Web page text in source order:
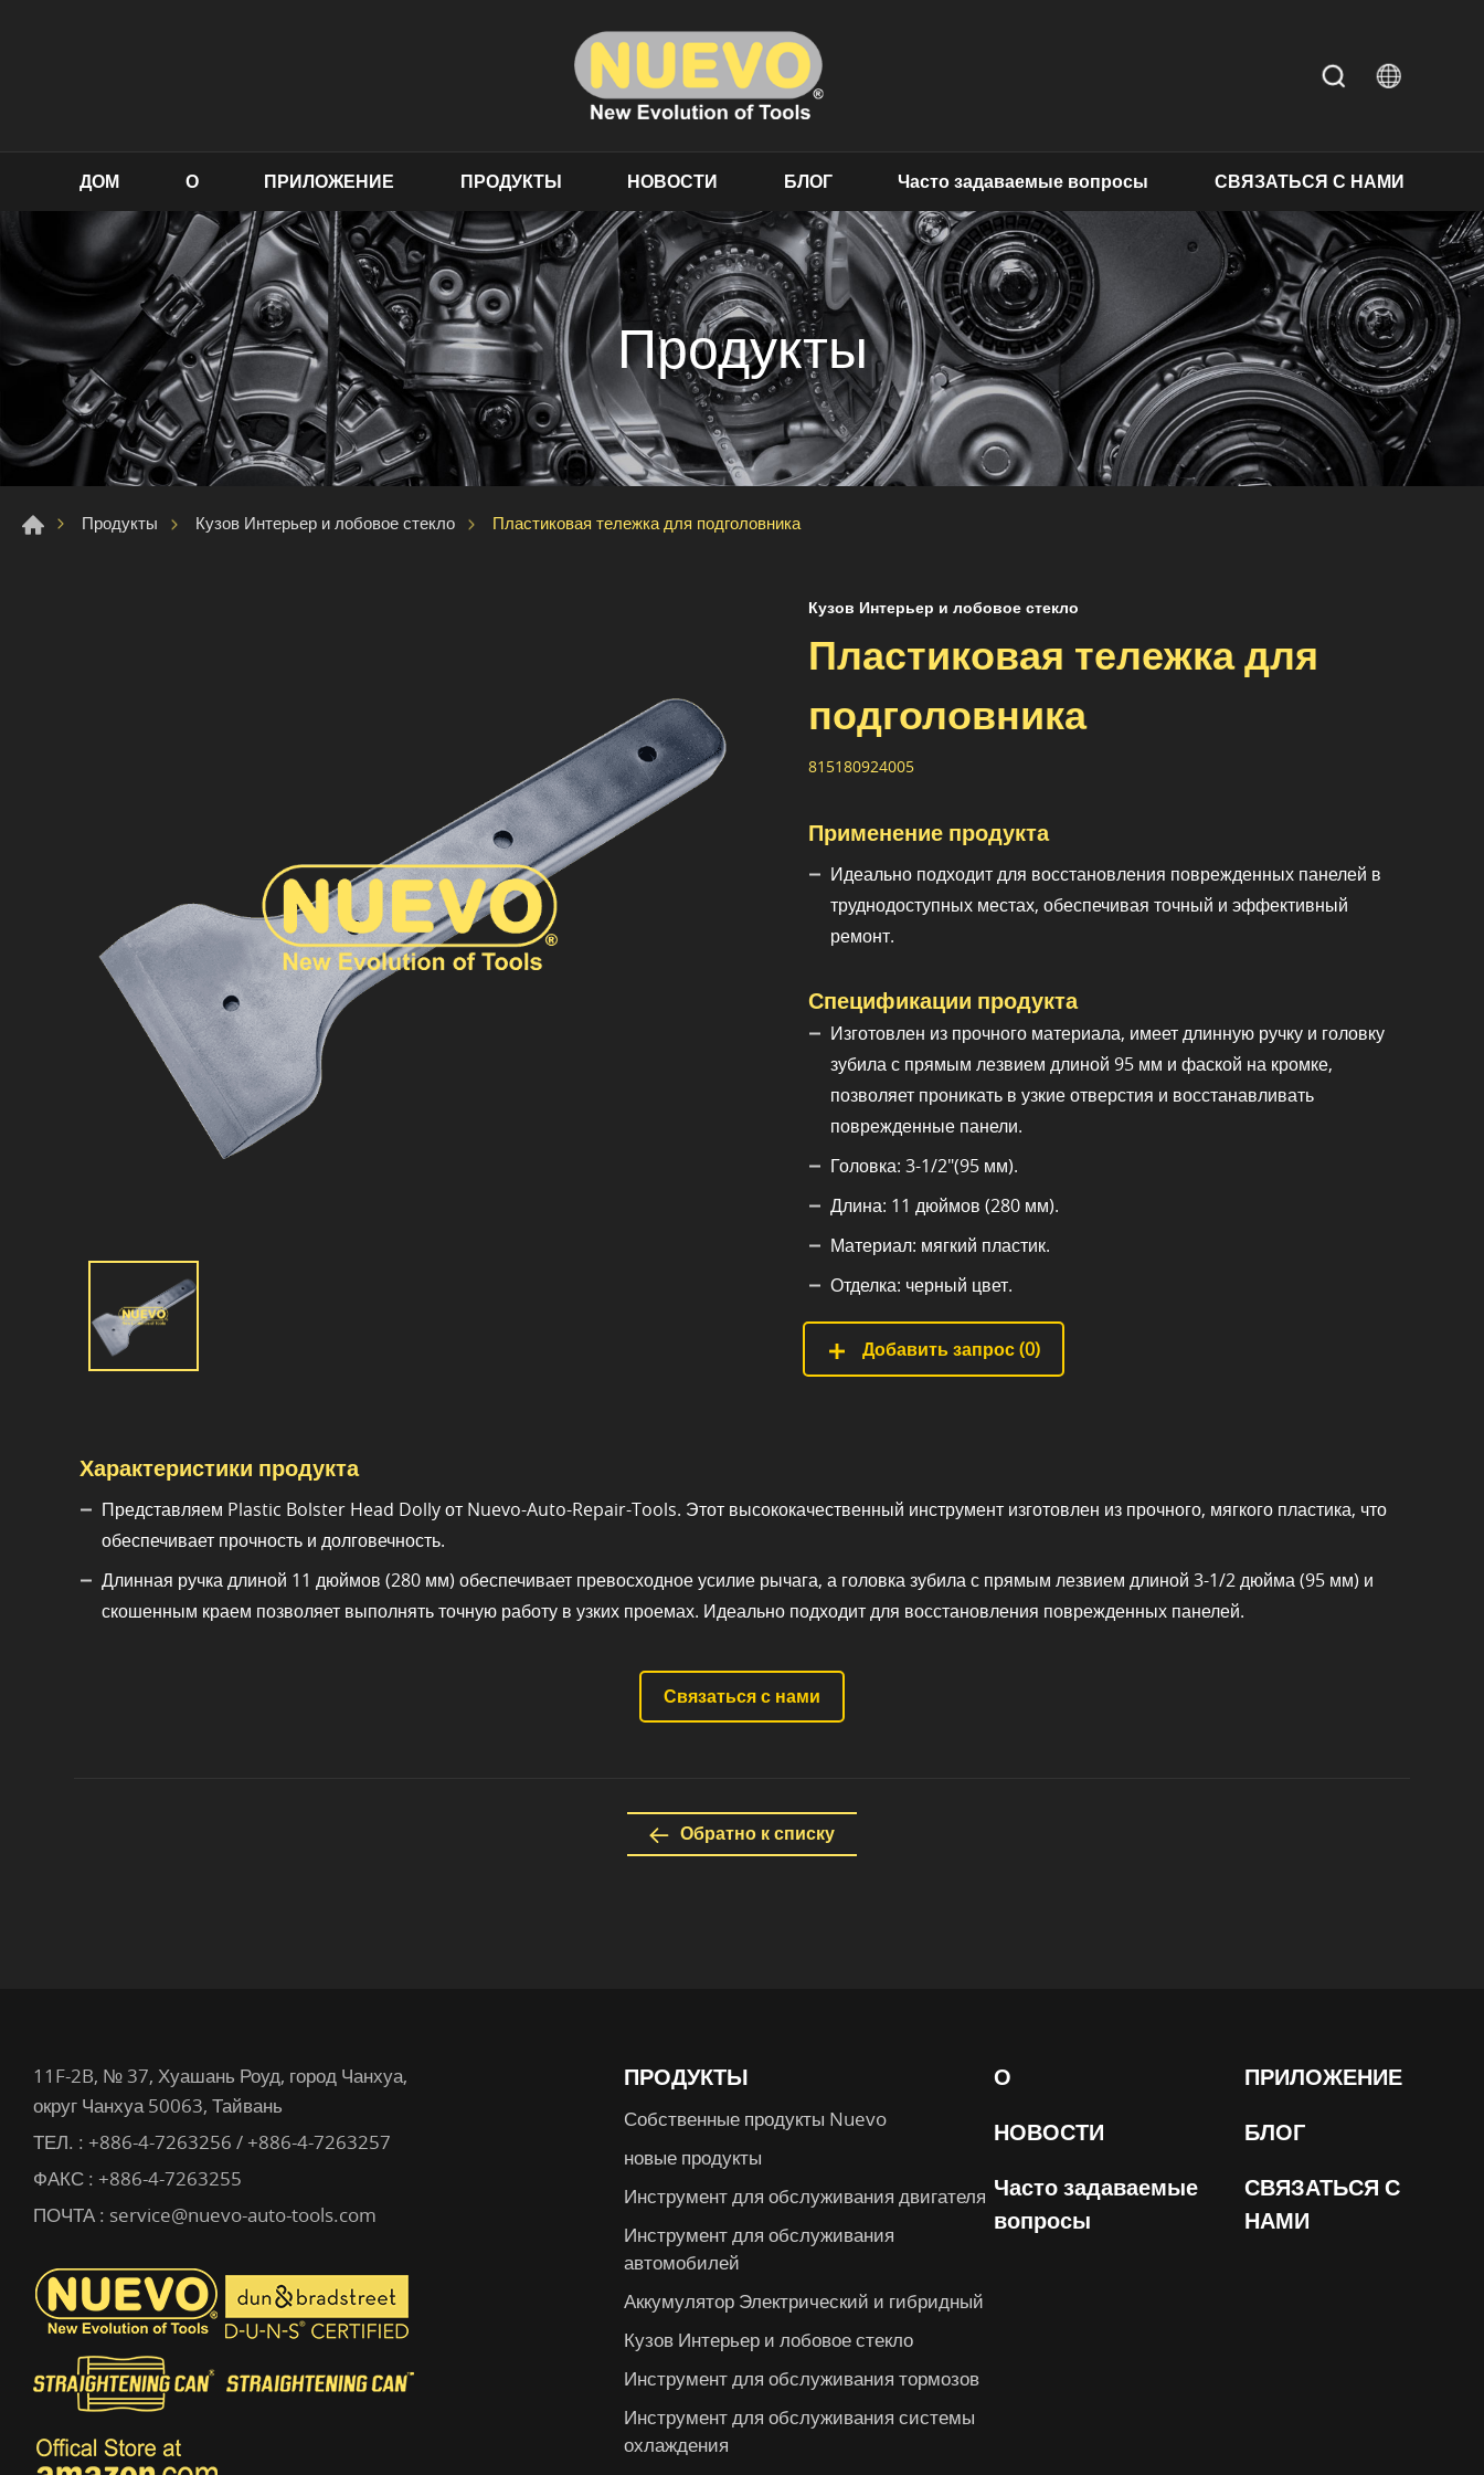
ДОМ О ПРИЛОЖЕНИЕ ПРОДУКТЫ НОВОСТИ БЛОГ Часто задаваемые вопросы СВЯЗАТЬСЯ С НАМИ
Продукты
Продукты Кузов Интерьер и лобовое стекло Пластиковая тележка для подголовника
Кузов Интерьер и лобовое стекло
Пластиковая тележка для
подголовника
815180924005
Применение продукта
Идеально подходит для восстановления поврежденных панелей в
труднодоступных местах, обеспечивая точный и эффективный
ремонт.
Спецификации продукта
Изготовлен из прочного материала, имеет длинную ручку и головку
зубила с прямым лезвием длиной 95 мм и фаской на кромке,
позволяет проникать в узкие отверстия и восстанавливать
поврежденные панели.
Головка: 3-1/2"(95 мм).
Длина: 11 дюймов (280 мм).
Материал: мягкий пластик.
Отделка: черный цвет.
Добавить запрос (0)
Характеристики продукта
Представляем Plastic Bolster Head Dolly от Nuevo-Auto-Repair-Tools. Этот высококачественный инструмент изготовлен из прочного, мягкого пластика, что
обеспечивает прочность и долговечность.
Длинная ручка длиной 11 дюймов (280 мм) обеспечивает превосходное усилие рычага, а головка зубила с прямым лезвием длиной 3-1/2 дюйма (95 мм) и
скошенным краем позволяет выполнять точную работу в узких проемах. Идеально подходит для восстановления поврежденных панелей.
Связаться с нами
Обратно к списку
ПРОДУКТЫ
Собственные продукты Nuevo
новые продукты
Инструмент для обслуживания двигателя
Инструмент для обслуживания
автомобилей
Аккумулятор Электрический и гибридный
Кузов Интерьер и лобовое стекло
Инструмент для обслуживания тормозов
Инструмент для обслуживания системы
охлаждения
О
ПРИЛОЖЕНИЕ
НОВОСТИ
БЛОГ
Часто задаваемые
вопросы
СВЯЗАТЬСЯ С
НАМИ
11F-2B, № 37, Хуашань Роуд, город Чанхуа,
округ Чанхуа 50063, Тайвань
ТЕЛ. : +886-4-7263256 / +886-4-7263257
ФАКС : +886-4-7263255
ПОЧТА : service@nuevo-auto-tools.com